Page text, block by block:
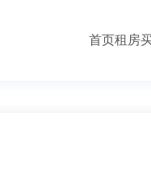
首页租房